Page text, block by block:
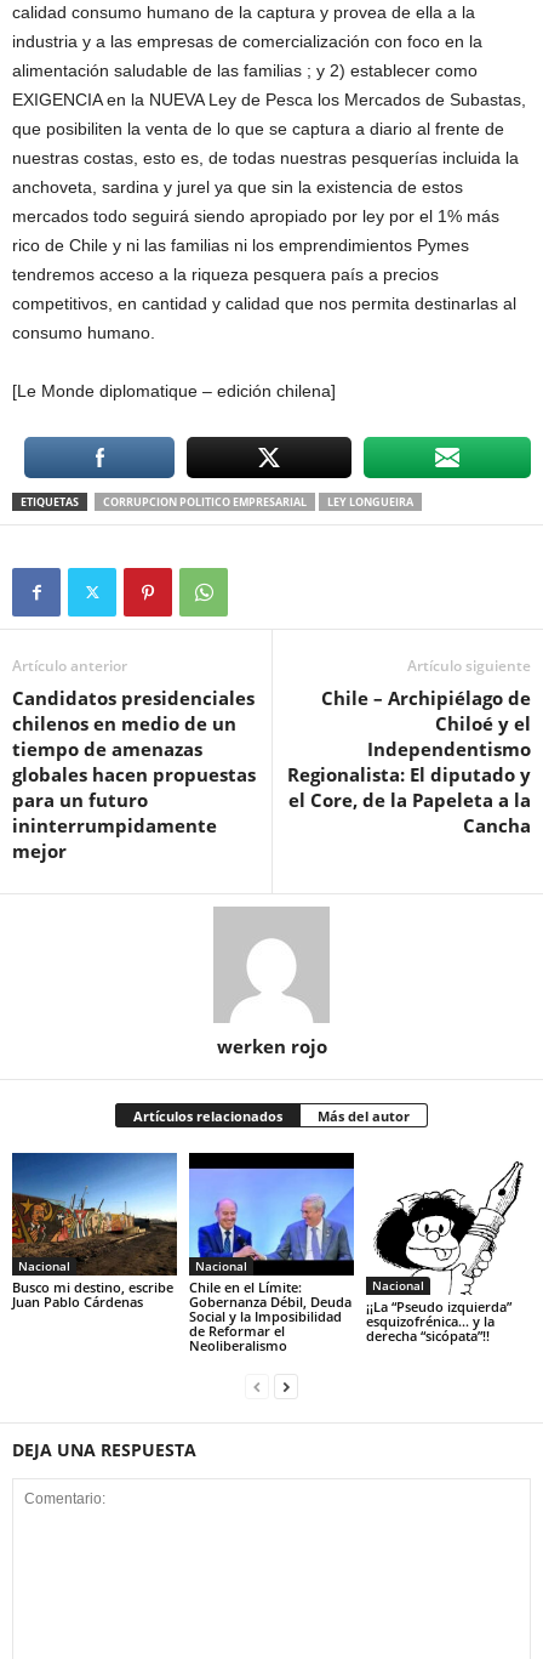
calidad consumo humano de la captura y provea de ella a la
industria y a las empresas de comercialización con foco en la
alimentación saludable de las familias ; y 2) establecer como
EXIGENCIA en la NUEVA Ley de Pesca los Mercados de Subastas,
que posibiliten la venta de lo que se captura a diario al frente de
nuestras costas, esto es, de todas nuestras pesquerías incluida la
anchoveta, sardina y jurel ya que sin la existencia de estos
mercados todo seguirá siendo apropiado por ley por el 1% más
rico de Chile y ni las familias ni los emprendimientos Pymes
tendremos acceso a la riqueza pesquera país a precios
competitivos, en cantidad y calidad que nos permita destinarlas al
consumo humano.
[Le Monde diplomatique – edición chilena]
ETIQUETAS CORRUPCION POLITICO EMPRESARIAL LEY LONGUEIRA
Artículo anterior
Candidatos presidenciales
chilenos en medio de un
tiempo de amenazas
globales hacen propuestas
para un futuro
ininterrumpidamente
mejor
Artículo siguiente
Chile – Archipiélago de
Chiloé y el
Independentismo
Regionalista: El diputado y
el Core, de la Papeleta a la
Cancha
werken rojo
Artículos relacionados Más del autor
Nacional
Busco mi destino, escribe
Juan Pablo Cárdenas
Nacional
Chile en el Límite:
Gobernanza Débil, Deuda
Social y la Imposibilidad
de Reformar el
Neoliberalismo
Nacional
¡¡La “Pseudo izquierda”
esquizofrénica… y la
derecha “sicópata”!!
DEJA UNA RESPUESTA